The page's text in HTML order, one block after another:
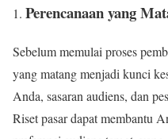
Perencanaan yang
Sebelum memulai proses
yang matang menjadi kunci
Anda, sasaran audiens, dan
Riset pasar dapat membantu